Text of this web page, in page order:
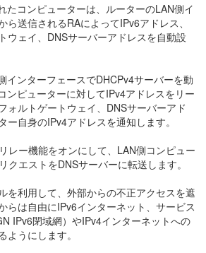
たコンピューターは、ルーターのLAN側イ
ら送信されるRAによってIPv6アドレス、
ウェイ、DNSサーバーアドレスを自動設
インターフェースでDHCPv4サーバーを動
ンピューターに対してIPv4アドレスをリー
ォルトゲートウェイ、DNSサーバーアド
ー自身のIPv4アドレスを通知します。
レー機能をオンにして、LAN側コンピュー
クエストをDNSサーバーに転送します。
を利用して、外部からの不正アクセスを遮
らは自由にIPv6インターネット、サービス
IPv6閉域網）やIPv4インターネットへの
ようにします。